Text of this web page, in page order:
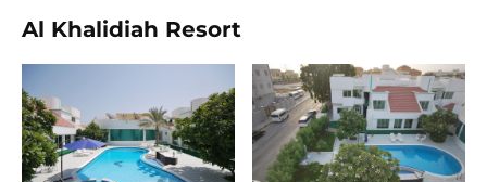
Al Khalidiah Resort